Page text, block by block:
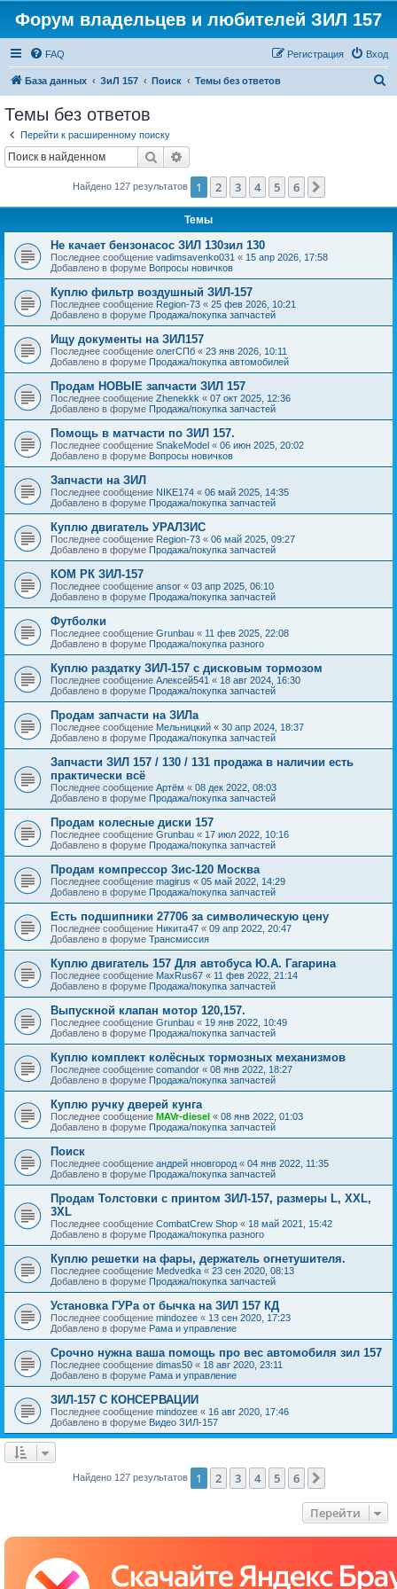
Форум владельцев и любителей ЗИЛ 157
FAQ Вход
Регистрация
База данных ЗиЛ 157 Поиск Темы без ответов
Темы без ответов
Перейти к расширенному поиску
Поиск
Найдено 127 результатов 1 2 3 4 5 6
Темы
Не качает бензонасос ЗИЛ 130зил 130
Последнее сообщение vadimsavenko031 « 15 апр 2026, 17:58
Добавлено в форуме Вопросы новичков
Куплю фильтр воздушный ЗИЛ-157
Последнее сообщение Region-73 « 25 фев 2026, 10:21
Добавлено в форуме Продажа/покупка запчастей
Ищу документы на ЗИЛ157
Последнее сообщение олегСПб « 23 янв 2026, 10:11
Добавлено в форуме Продажа/покупка автомобилей
Продам НОВЫЕ запчасти ЗИЛ 157
Последнее сообщение Zhenekkk « 07 окт 2025, 12:36
Добавлено в форуме Продажа/покупка запчастей
Помощь в матчасти по ЗИЛ 157.
Последнее сообщение SnakeModel « 06 июн 2025, 20:02
Добавлено в форуме Вопросы новичков
Запчасти на ЗИЛ
Последнее сообщение NIKE174 « 06 май 2025, 14:35
Добавлено в форуме Продажа/покупка запчастей
Куплю двигатель УРАЛЗИС
Последнее сообщение Region-73 « 06 май 2025, 09:27
Добавлено в форуме Продажа/покупка запчастей
КОМ РК ЗИЛ-157
Последнее сообщение ansor « 03 апр 2025, 06:10
Добавлено в форуме Продажа/покупка запчастей
Футболки
Последнее сообщение Grunbau « 11 фев 2025, 22:08
Добавлено в форуме Продажа/покупка разного
Куплю раздатку ЗИЛ-157 с дисковым тормозом
Последнее сообщение Алексей541 « 18 авг 2024, 16:30
Добавлено в форуме Продажа/покупка запчастей
Продам запчасти на ЗИЛа
Последнее сообщение Мельницкий « 30 апр 2024, 18:37
Добавлено в форуме Продажа/покупка запчастей
Запчасти ЗИЛ 157 / 130 / 131 продажа в наличии есть
практически всё
Последнее сообщение Артём « 08 дек 2022, 08:03
Добавлено в форуме Продажа/покупка запчастей
Продам колесные диски 157
Последнее сообщение Grunbau « 17 июл 2022, 10:16
Добавлено в форуме Продажа/покупка запчастей
Продам компрессор Зис-120 Москва
Последнее сообщение magirus « 05 май 2022, 14:29
Добавлено в форуме Продажа/покупка запчастей
Есть подшипники 27706 за символическую цену
Последнее сообщение Никита47 « 09 апр 2022, 20:47
Добавлено в форуме Трансмиссия
Куплю двигатель 157 Для автобуса Ю.А. Гагарина
Последнее сообщение MaxRus67 « 11 фев 2022, 21:14
Добавлено в форуме Продажа/покупка запчастей
Выпускной клапан мотор 120,157.
Последнее сообщение Grunbau « 19 янв 2022, 10:49
Добавлено в форуме Продажа/покупка запчастей
Куплю комплект колёсных тормозных механизмов
Последнее сообщение comandor « 08 янв 2022, 18:27
Добавлено в форуме Продажа/покупка запчастей
Куплю ручку дверей кунга
Последнее сообщение MAVr-diesel « 08 янв 2022, 01:03
Добавлено в форуме Продажа/покупка запчастей
Поиск
Последнее сообщение андрей нновгород « 04 янв 2022, 11:35
Добавлено в форуме Продажа/покупка запчастей
Продам Толстовки с принтом ЗИЛ-157, размеры L, XXL,
3XL
Последнее сообщение CombatCrew Shop « 18 май 2021, 15:42
Добавлено в форуме Продажа/покупка разного
Куплю решетки на фары, держатель огнетушителя.
Последнее сообщение Medvedka « 23 сен 2020, 08:13
Добавлено в форуме Продажа/покупка запчастей
Установка ГУРа от бычка на ЗИЛ 157 КД
Последнее сообщение mindozee « 13 сен 2020, 17:23
Добавлено в форуме Рама и управление
Срочно нужна ваша помощь про вес автомобиля зил 157
Последнее сообщение dimas50 « 18 авг 2020, 23:11
Добавлено в форуме Рама и управление
ЗИЛ-157 С КОНСЕРВАЦИИ
Последнее сообщение mindozee « 16 авг 2020, 17:46
Добавлено в форуме Видео ЗИЛ-157
Найдено 127 результатов 1 2 3 4 5 6
Перейти